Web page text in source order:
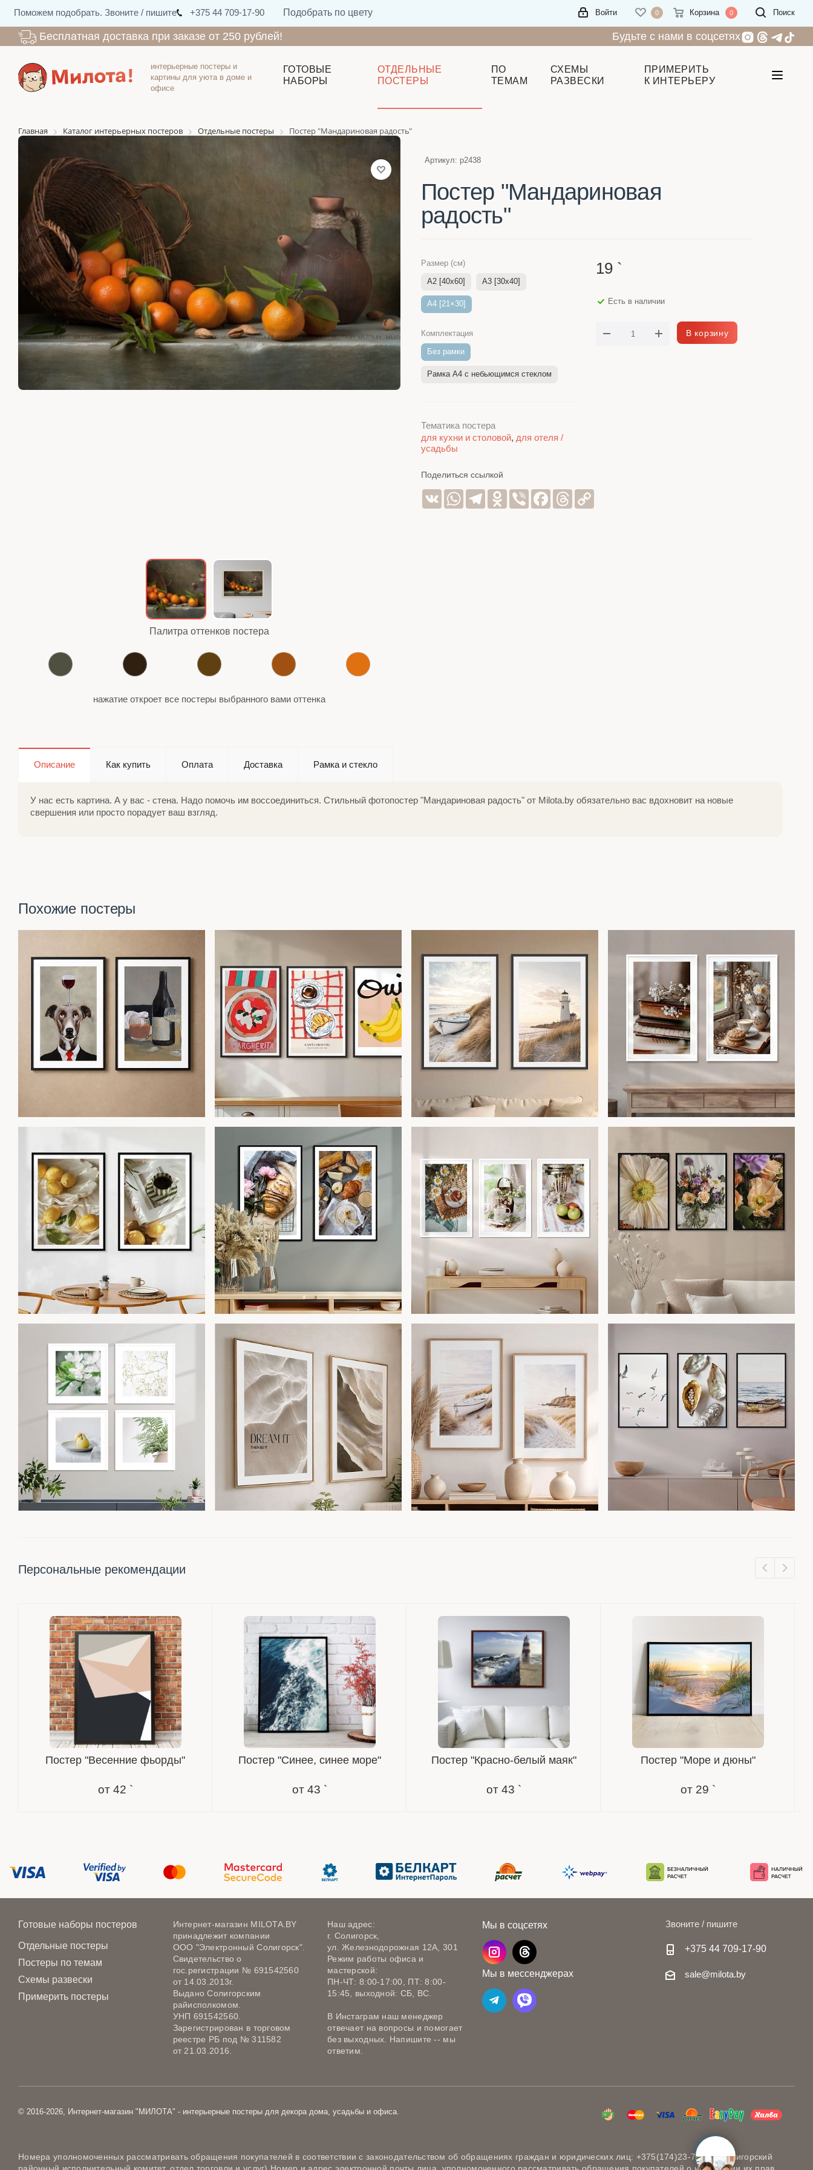
Поможем подобрать. Звоните / пишите +375 44 709-17-90 Подобрать по цвету Поиск
0 Корзина 0
Войти
Бесплатная доставка при заказе от 250 рублей! Будьте с нами в соцсетях
интерьерные постеры и
картины для уюта в доме и
офисе
ГОТОВЫЕ
НАБОРЫ
ОТДЕЛЬНЫЕ
ПОСТЕРЫ
ПО
ТЕМАМ
СХЕМЫ
РАЗВЕСКИ
ПРИМЕРИТЬ
К ИНТЕРЬЕРУ
Главная Каталог интерьерных постеров Отдельные постеры Постер "Мандариновая радость"
Палитра оттенков постера
нажатие откроет все постеры выбранного вами оттенка
Артикул: p2438
Постер "Мандариновая
радость"
Размер (см)
A2 [40x60]
A3 [30x40]
A4 [21×30]
Комплектация
Без рамки
Рамка A4 c небьющимся стеклом
Тематика постера
для кухни и столовой, для отеля /
усадьбы
19 `
Есть в наличии
В корзину
Поделиться ссылкой
VK WhatsAppTelegramOdnoklassniki
Viber Facebook
Threads
Описание Как купить Оплата Доставка Рамка и стекло
У нас есть картина. А у вас - стена. Надо помочь им воссоединиться. Стильный фотопостер "Мандариновая радость" от Milota.by обязательно вас вдохновит на новые
свершения или просто порадует ваш взгляд.
Похожие постеры
Персональные рекомендации
Постер "Весенние фьорды"
от 42 `
Постер "Синее, синее море"
от 43 `
Постер "Красно-белый маяк"
от 43 `
Постер "Море и дюны"
от 29 `
Готовые наборы постеров
Отдельные постеры
Постеры по темам
Схемы развески
Примерить постеры
Интернет-магазин MILOTA.BY
принадлежит компании
ООО "Электронный Солигорск".
Свидетельство о
гос.регистрации № 691542560
от 14.03.2013г.
Выдано Солигорским
райисполкомом.
УНП 691542560.
Зарегистрирован в торговом
реестре РБ под № 311582
от 21.03.2016.
Наш адрес:
г. Солигорск,
ул. Железнодорожная 12А, 301
Режим работы офиса и
мастерской:
ПН-ЧТ: 8:00-17:00, ПТ: 8:00-
15:45, выходной: СБ, ВС.
В Инстаграм наш менеджер
отвечает на вопросы и помогает
без выходных. Напишите -- мы
ответим.
Мы в соцсетях
Мы в мессенджерах
Звоните / пишите
+375 44 709-17-90
sale@milota.by
© 2016-2026, Интернет-магазин "МИЛОТА" - интерьерные постеры для декора дома, усадьбы и офиса.
Номера уполномоченных рассматривать обращения покупателей в соответствии с законодательством об обращениях граждан и юридических лиц: +375(174)23-73-20 (Солигорский